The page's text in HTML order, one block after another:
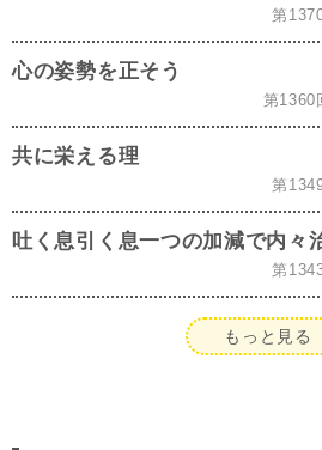
第
心の姿勢を正そう
第1360
共に栄える理
第
吐く息引く息一つの加減で内々
第
もっと見る